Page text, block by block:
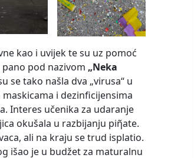
kao i uvijek te su uz pomoć
pod nazivom „Neka
se tako našla dva „virusa“ u
i dezinficijensima
Interes učenika za udaranje
okušala u razbijanju piῆate.
ali na kraju se trud isplatio.
išao je u budžet za maturalnu